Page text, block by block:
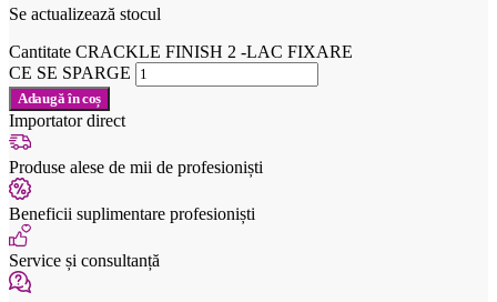
Se actualizează stocul
Cantitate CRACKLE FINISH 2 -LAC FIXARE
CE SE SPARGE
Adaugă în coș
Importator direct
Produse alese de mii de profesioniști
Beneficii suplimentare profesioniști
Service și consultanță